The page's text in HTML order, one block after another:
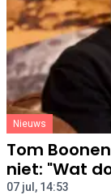
Nieuws
Tom
niet: "Wat
07 jul, 14:53